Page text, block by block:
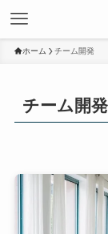
ホーム チーム開発
チーム開発